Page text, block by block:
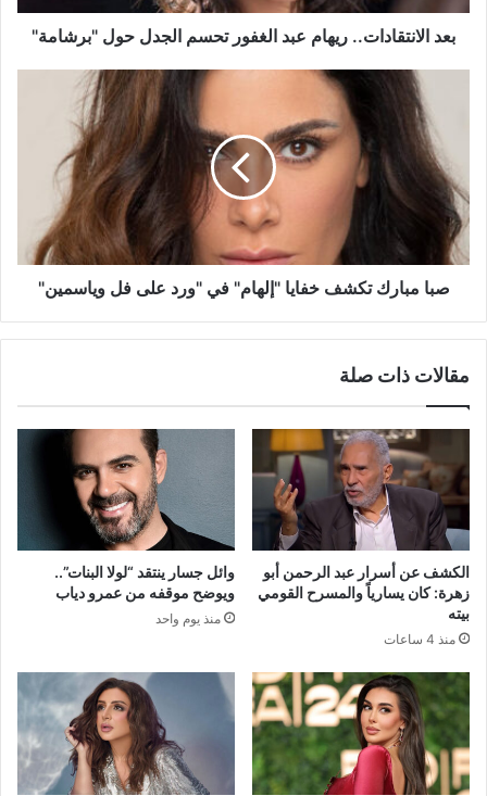
"برشامة"
بعد الانتقادات.. ريهام عبد الغفور تحسم الجدل حول "برشامة"
"إلهام"
في
"ورد
على
فل
وياسمين"
صبا مبارك تكشف خفايا "إلهام" في "ورد على فل وياسمين"
مقالات ذات صلة
الكشف عن أسرار عبد الرحمن أبو
زهرة: كان يسارياً والمسرح القومي
بيته
منذ 4 ساعات
وائل جسار ينتقد “لولا البنات”..
ويوضح موقفه من عمرو دياب
منذ يوم واحد